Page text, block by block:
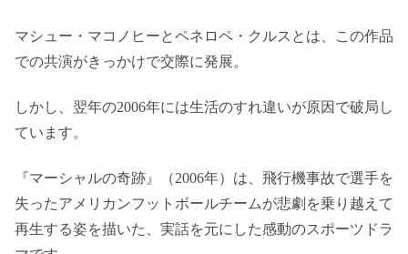
マシュー・マコノヒーとペネロペ・クルスとは、この作品
での共演がきっかけで交際に発展。
しかし、翌年の2006年には生活のすれ違いが原因で破局し
ています。
『マーシャルの奇跡』（2006年）は、飛行機事故で選手を
失ったアメリカンフットボールチームが悲劇を乗り越えて
再生する姿を描いた、実話を元にした感動のスポーツドラ